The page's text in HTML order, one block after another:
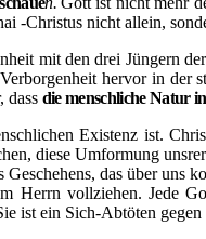
-Christus nicht allein,
mit den drei Jüngern
hervor in der
dass die menschliche Natur
Existenz ist.
diese Umformung
das über uns
vollziehen. Jede
ist ein Sich-Abtöten